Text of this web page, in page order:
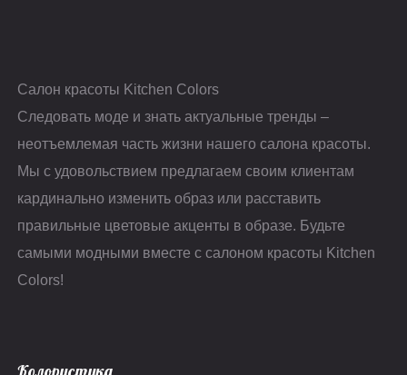
Салон красоты Kitchen Colors
Следовать моде и знать актуальные тренды –
неотъемлемая часть жизни нашего салона красоты.
Мы с удовольствием предлагаем своим клиентам
кардинально изменить образ или расставить
правильные цветовые акценты в образе. Будьте
самыми модными вместе с салоном красоты Kitchen
Colors!